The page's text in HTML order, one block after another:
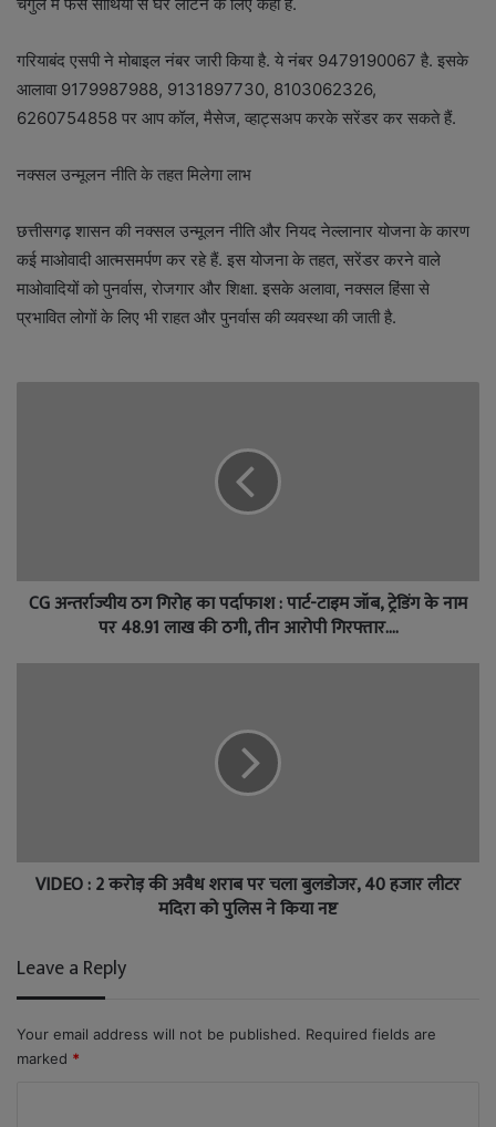
गरियाबंद एसपी ने मोबाइल नंबर जारी किया है. ये नंबर 9479190067 है. इसके
आलावा 9179987988, 9131897730, 8103062326,
6260754858 पर आप कॉल, मैसेज, व्हाट्सअप करके सरेंडर कर सकते हैं.
नक्सल उन्मूलन नीति के तहत मिलेगा लाभ
छत्तीसगढ़ शासन की नक्सल उन्मूलन नीति और नियद नेल्लानार योजना के कारण
कई माओवादी आत्मसमर्पण कर रहे हैं. इस योजना के तहत, सरेंडर करने वाले
माओवादियों को पुनर्वास, रोजगार और शिक्षा. इसके अलावा, नक्सल हिंसा से
प्रभावित लोगों के लिए भी राहत और पुनर्वास की व्यवस्था की जाती है.
CG अन्तर्राज्यीय ठग गिरोह का पर्दाफाश : पार्ट-टाइम जॉब, ट्रेडिंग के नाम
पर 48.91 लाख की ठगी, तीन आरोपी गिरफ्तार….
VIDEO : 2 करोड़ की अवैध शराब पर चला बुलडोजर, 40 हजार लीटर
मदिरा को पुलिस ने किया नष्ट
Leave a Reply
Your email address will not be published. Required fields are
marked *